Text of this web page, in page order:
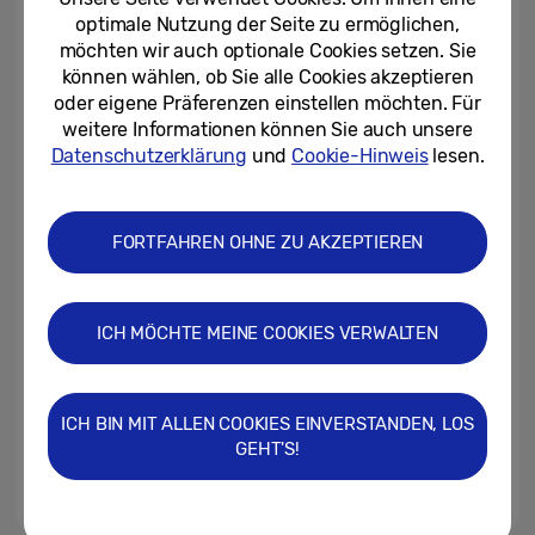
bringt 9100 PRO mit 8 TB auf...
20.08.2025
Nostalgie trifft auf Highspeed:
Dennsen86 haucht mit der
Samsung 9100 PRO...
Vom Klick zur AI-Kunst: Jenny
Habermehl vereint die reale und
12.08.2025
Samsung mit Partner*innen...
31.03.2025
optimale Nutzung der Seite zu ermöglichen,
möchten wir auch optionale Cookies setzen. Sie
können wählen, ob Sie alle Cookies akzeptieren
oder eigene Präferenzen einstellen möchten. Für
weitere Informationen können Sie auch unsere
Datenschutzerklärung und Cookie-Hinweislesen.
FORTFAHREN OHNE ZU AKZEPTIEREN
ICH MÖCHTE MEINE COOKIES VERWALTEN
ICH BIN MIT ALLEN COOKIES EINVERSTANDEN, LOS
GEHT'S!